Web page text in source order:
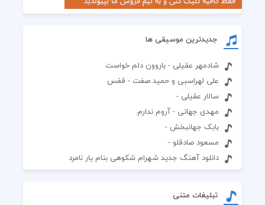
جدیدترین موسیقی ها
شادمهر عقیلی - باروون دلم خواست
علی لهراسبی و حمید صفت - قفس
سالار عقیلی -
مهدی جهانی - آروم ندارم
بابک جهانبخش -
مسعود صادقلو -
دانلود آهنگ جدید شهرام شکوهی بنام یار نامرد
تبلیغات متنی